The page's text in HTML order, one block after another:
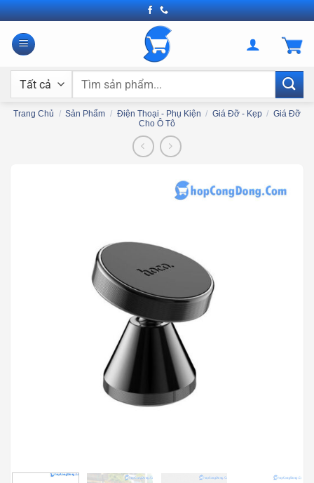
Bỏ
qua
nội
Tìm
Trang Chủ / Sản Phẩm / Điện Thoại - Phụ Kiện / Giá Đỡ - Kẹp / Giá Đỡ
Cho Ô Tô